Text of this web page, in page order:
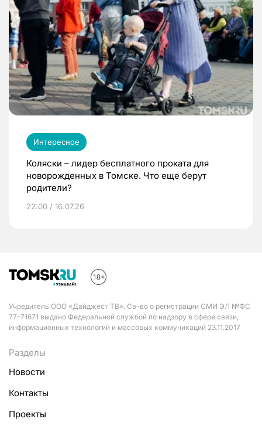
Интересное
Коляски – лидер бесплатного проката для
новорожденных в Томске. Что еще берут
родители?
22:00 / 16.07.26
Учредитель ООО «Дайджест ТВ». Св-во о регистрации СМИ ЭЛ №ФС
77-71671 выдано Федеральной службой по надзору в сфере связи,
информационных технологий и массовых коммуникаций 23.11.2017
Разделы
Новости
Контакты
Проекты